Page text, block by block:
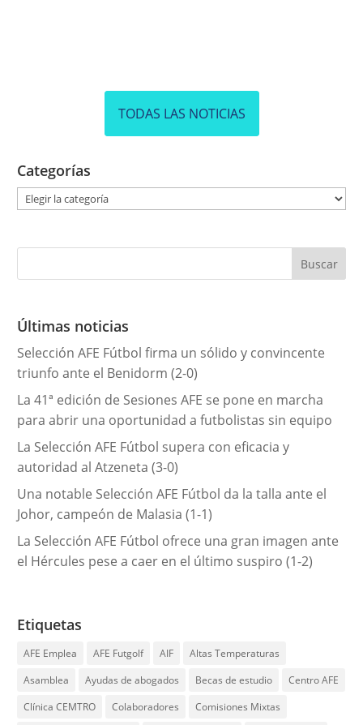
TODAS LAS NOTICIAS
Categorías
a
g
r
a
s
Últimas noticias
Selección AFE Fútbol firma un sólido y convincente
triunfo ante el Benidorm (2-0)
La 41ª edición de Sesiones AFE se pone en marcha
para abrir una oportunidad a futbolistas sin equipo
La Selección AFE Fútbol supera con eficacia y
autoridad al Atzeneta (3-0)
Una notable Selección AFE Fútbol da la talla ante el
Johor, campeón de Malasia (1-1)
La Selección AFE Fútbol ofrece una gran imagen ante
el Hércules pese a caer en el último suspiro (1-2)
Etiquetas
AFE Emplea AFE Futgolf AIF
Altas Temperaturas
Asamblea
Ayudas de abogados Becas de estudio
Centro AFE
Clínica CEMTRO
Colaboradores
Comisiones Mixtas